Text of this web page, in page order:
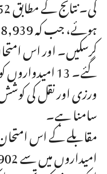
کرسکیں۔ اور اس
گئے۔ 13
ورزی اور نقل کی کوشش
سامنا ہے۔